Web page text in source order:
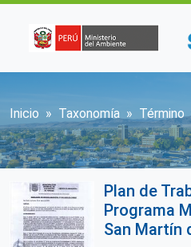
Sobrescribir
Inicio Taxonomía Término
Plan de
Programa
San Martín